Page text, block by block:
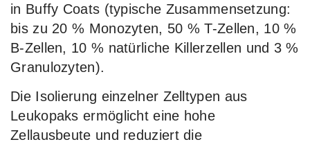
in Buffy Coats (typische Zusammensetzung:
bis zu 20 % Monozyten, 50 % T-Zellen, 10 %
B-Zellen, 10 % natürliche Killerzellen und 3 %
Granulozyten).
Die Isolierung einzelner Zelltypen aus
Leukopaks ermöglicht eine hohe
Zellausbeute und reduziert die